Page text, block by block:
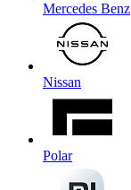
Mercedes Benz
Nissan
Polar